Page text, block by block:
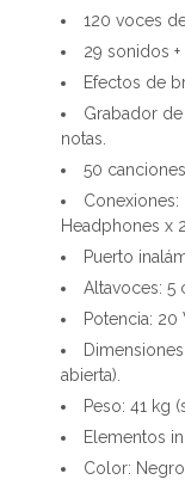
120 voces
29 sonidos
Efectos de
Grabador
notas.
50
Conexiones:
Headphones x
Puerto
Altavoces: 5
Potencia: 20
abierta).
Peso: 41 kg
Elementos
Color: Negro.